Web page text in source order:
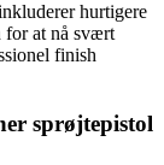
hurtigere
for at nå svært
finish
sprøjtepistol